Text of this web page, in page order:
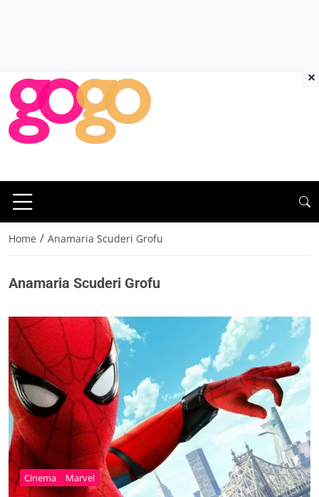
Home / Anamaria Scuderi Grofu
Anamaria Scuderi Grofu
Cinema Marvel
×